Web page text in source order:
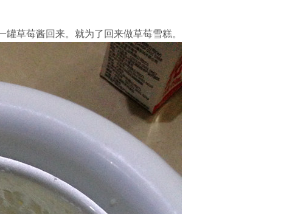
草莓酱回来。就为了回来做草莓雪糕。